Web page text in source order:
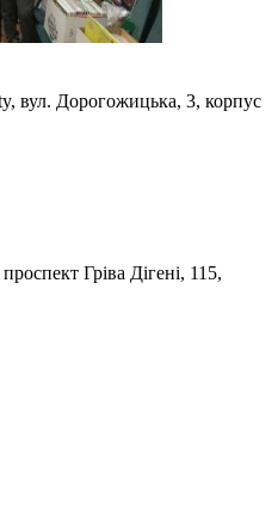
вул. Дорогожицька, 3, корпус
Гріва Дігені, 115,